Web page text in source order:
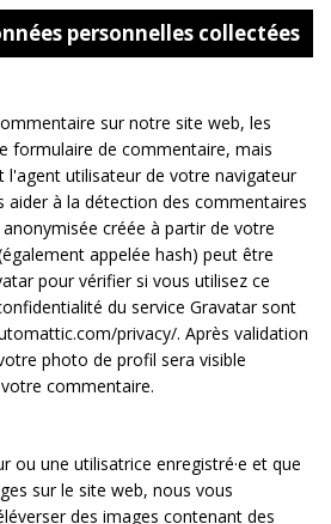
personnelles collectées
sur notre site web, les
formulaire de commentaire, mais
l'agent utilisateur de votre navigateur
aider à la détection des commentaires
créée à partir de votre
appelée hash) peut être
pour vérifier si vous utilisez ce
du service Gravatar sont
privacy/. Après validation
photo de profil sera visible
commentaire.
ou une utilisatrice enregistré·e et que
sur le site web, nous vous
des images contenant des